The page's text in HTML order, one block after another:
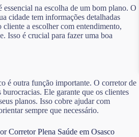
essencial na escolha de um bom plano. O
cidade tem informações detalhadas
cliente a escolher com entendimento,
Isso é crucial para fazer uma boa
é outra função importante. O corretor de
burocracias. Ele garante que os clientes
planos. Isso cobre ajudar com
sempre que necessário.
Corretor Plena Saúde em Osasco